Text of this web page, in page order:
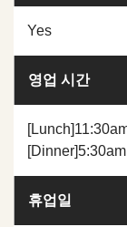
Yes
영업 시간
휴업일